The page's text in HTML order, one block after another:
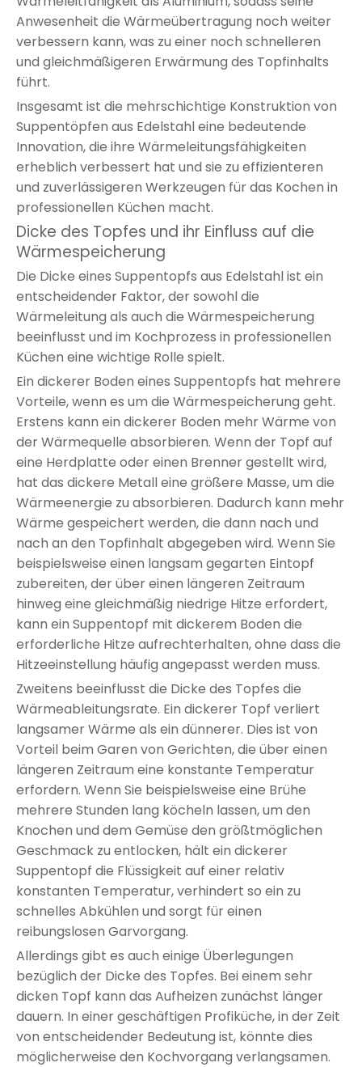
Anwesenheit die Wärmeübertragung noch weiter
verbessern kann, was zu einer noch schnelleren
und gleichmäßigeren Erwärmung des Topfinhalts
führt.
Insgesamt ist die mehrschichtige Konstruktion von
Suppentöpfen aus Edelstahl eine bedeutende
Innovation, die ihre Wärmeleitungsfähigkeiten
erheblich verbessert hat und sie zu effizienteren
und zuverlässigeren Werkzeugen für das Kochen in
professionellen Küchen macht.
Dicke des Topfes und ihr Einfluss auf die
Wärmespeicherung
Die Dicke eines Suppentopfs aus Edelstahl ist ein
entscheidender Faktor, der sowohl die
Wärmeleitung als auch die Wärmespeicherung
beeinflusst und im Kochprozess in professionellen
Küchen eine wichtige Rolle spielt.
Ein dickerer Boden eines Suppentopfs hat mehrere
Vorteile, wenn es um die Wärmespeicherung geht.
Erstens kann ein dickerer Boden mehr Wärme von
der Wärmequelle absorbieren. Wenn der Topf auf
eine Herdplatte oder einen Brenner gestellt wird,
hat das dickere Metall eine größere Masse, um die
Wärmeenergie zu absorbieren. Dadurch kann mehr
Wärme gespeichert werden, die dann nach und
nach an den Topfinhalt abgegeben wird. Wenn Sie
beispielsweise einen langsam gegarten Eintopf
zubereiten, der über einen längeren Zeitraum
hinweg eine gleichmäßig niedrige Hitze erfordert,
kann ein Suppentopf mit dickerem Boden die
erforderliche Hitze aufrechterhalten, ohne dass die
Hitzeeinstellung häufig angepasst werden muss.
Zweitens beeinflusst die Dicke des Topfes die
Wärmeableitungsrate. Ein dickerer Topf verliert
langsamer Wärme als ein dünnerer. Dies ist von
Vorteil beim Garen von Gerichten, die über einen
längeren Zeitraum eine konstante Temperatur
erfordern. Wenn Sie beispielsweise eine Brühe
mehrere Stunden lang köcheln lassen, um den
Knochen und dem Gemüse den größtmöglichen
Geschmack zu entlocken, hält ein dickerer
Suppentopf die Flüssigkeit auf einer relativ
konstanten Temperatur, verhindert so ein zu
schnelles Abkühlen und sorgt für einen
reibungslosen Garvorgang.
Allerdings gibt es auch einige Überlegungen
bezüglich der Dicke des Topfes. Bei einem sehr
dicken Topf kann das Aufheizen zunächst länger
dauern. In einer geschäftigen Profiküche, in der Zeit
von entscheidender Bedeutung ist, könnte dies
möglicherweise den Kochvorgang verlangsamen.